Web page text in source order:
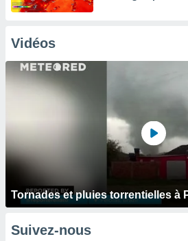
Vidéos
Tornades et pluies torrentielles à
Suivez-nous